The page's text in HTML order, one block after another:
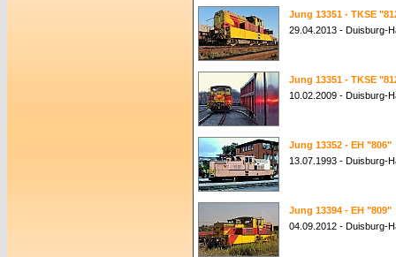
Jung 13351 - TKSE
29.04.2013 - Duisburg-
Jung 13351 - TKSE
10.02.2009 - Duisburg-
Jung 13352 - EH "806"
13.07.1993 - Duisburg-
Jung 13394 - EH "809"
04.09.2012 - Duisburg-